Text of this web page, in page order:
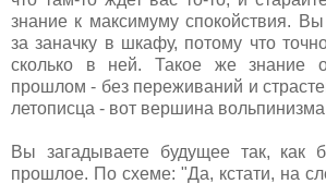
знание к максимуму спокойствия.
за заначку в шкафу, потому что
сколько в ней. Такое же знание
прошлом - без переживаний и
летописца - вот вершина
Вы загадываете будущее так, как
прошлое. По схеме: "Да, кстати, на